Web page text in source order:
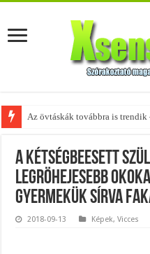
A tökéletes táskák férfiaknak –
A kétségbeesett
legröhejesebb
gyermekük sírva
2018-09-13 Képek,Vicces